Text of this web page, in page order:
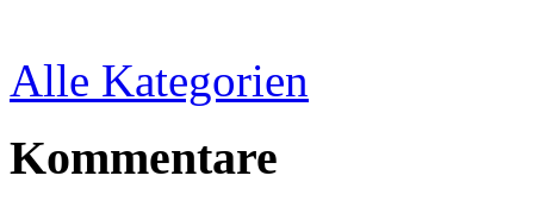
Alle Kategorien
Kommentare